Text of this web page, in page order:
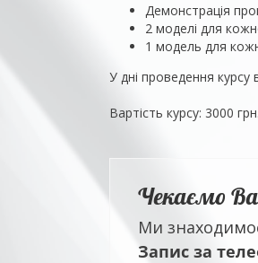
Демонстрація
2 моделі для
1 модель для
У дні проведення курсу
Вартість курсу: 3000 грн.
Чекаємо
Ми
Запис за